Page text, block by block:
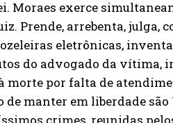
Moraes exerce
Prende, arrebenta, julga,
eletrônicas,
do advogado da vítima,
morte por falta de
de manter em liberdade
crimes, reunidas